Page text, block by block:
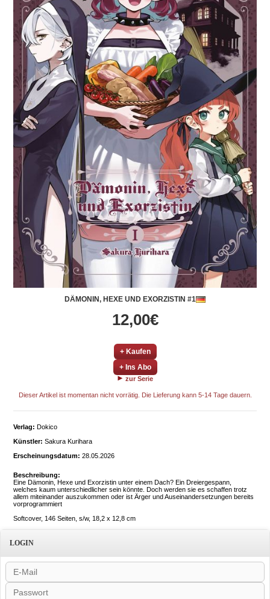
DÄMONIN, HEXE UND EXORZISTIN #1
12,00€
+ Kaufen
+ Ins Abo
zur Serie
Dieser Artikel ist momentan nicht vorrätig. Die Lieferung kann 5-14 Tage dauern.
Verlag: Dokico
Künstler: Sakura Kurihara
Erscheinungsdatum: 28.05.2026
Beschreibung:
Eine Dämonin, Hexe und Exorzistin unter einem Dach? Ein Dreiergespann,
welches kaum unterschiedlicher sein könnte. Doch werden sie es schaffen trotz
allem miteinander auszukommen oder ist Ärger und Auseinandersetzungen bereits
vorprogrammiert
Softcover, 146 Seiten, s/w, 18,2 x 12,8 cm
LOGIN